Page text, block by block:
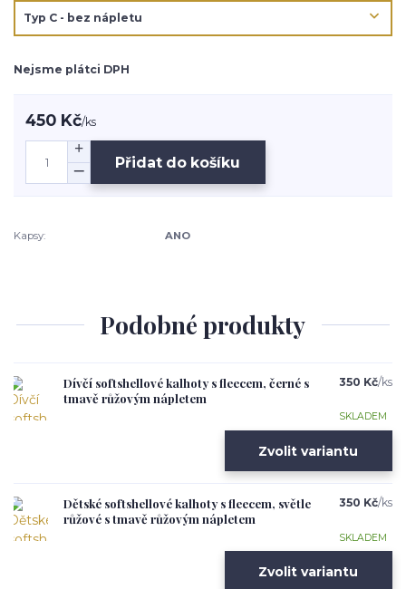
Nejsme plátci DPH
450 Kč/ks
Přidat do košíku
Kapsy: ANO
Podobné produkty
Dívčí softshellové kalhoty s fleecem, černé s
tmavě růžovým nápletem
350 Kč/ks
SKLADEM
Zvolit variantu
Dětské softshellové kalhoty s fleecem, světle
růžové s tmavě růžovým nápletem
350 Kč/ks
SKLADEM
Zvolit variantu